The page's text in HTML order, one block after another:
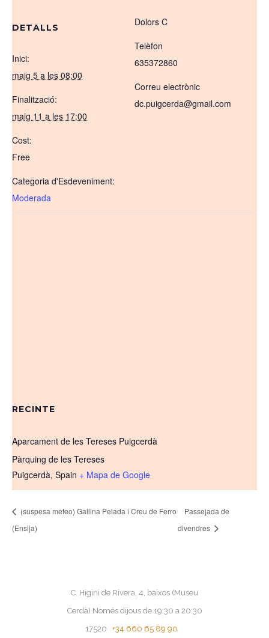
DETALLS
Inici:
maig 5 a les 08:00
Finalització:
maig 11 a les 17:00
Cost:
Free
Categoria d'Esdeveniment:
Moderada
Dolors C
Telèfon
635372860
Correu electrònic
dc.puigcerda@gmail.com
RECINTE
Aparcament de les Tereses Puigcerdà
Pàrquing de les Tereses
Puigcerdà, Spain + Mapa de Google
(suspesa meteo) Gallina Pelada i Creu de Ferro
(Ensija)
Passejada de
divendres
C. Higini de Rivera, 4, baixos (Museu
Cerdà) Només dijous de 19:30 a 20:30
17520
+34 660 65 89 90